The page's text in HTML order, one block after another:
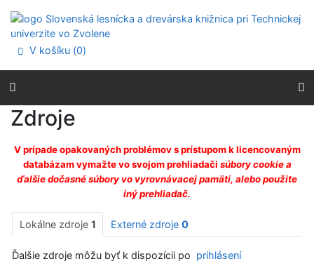
Prejsť na menu
Prehlásenie o webovej prístupnosti
V košíku (0)
Zdroje
V prípade opakovaných problémov s prístupom k licencovaným
databázam vymažte vo svojom prehliadači súbory cookie a
ďalšie dočasné súbory vo vyrovnávacej pamäti, alebo použite
iný prehliadač.
Lokálne zdroje 1 Externé zdroje 0
Ďalšie zdroje môžu byť k dispozícii po prihlásení